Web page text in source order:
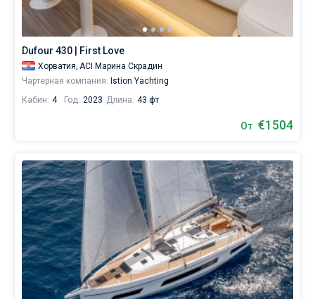
Dufour 430 | First Love
Хорватия, ACI Марина Скрадин
Чартерная компания: Istion Yachting
Кабин: 4 Год: 2023 Длина: 43 фт
От €1504